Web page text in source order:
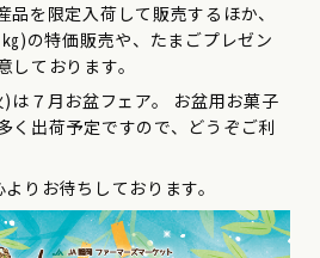
を限定入荷して販売するほか、
)の特価販売や、たまごプレゼン
しております。
は７月お盆フェア。 お盆用お菓子
く出荷予定ですので、どうぞご利
りお待ちしております。